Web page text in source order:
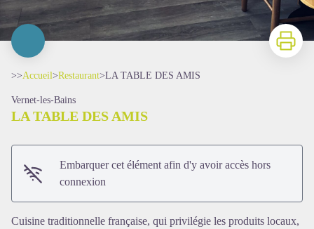
Imprimer
>>Accueil>Restaurant>LA TABLE DES AMIS
Vernet-les-Bains
LA TABLE DES AMIS
Embarquer cet élément afin d'y avoir accès hors
connexion
Cuisine traditionnelle française, qui privilégie les produits locaux,